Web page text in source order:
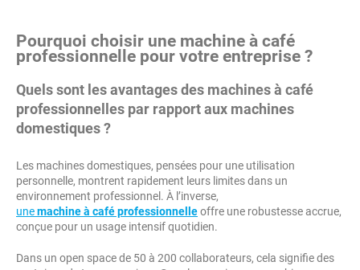
Pourquoi choisir une machine à café
professionnelle pour votre entreprise ?
Quels sont les avantages des machines à café
professionnelles par rapport aux machines
domestiques ?
Les machines domestiques, pensées pour une utilisation
personnelle, montrent rapidement leurs limites dans un
environnement professionnel. À l’inverse,
unemachine à café professionnelleoffre une robustesse accrue,
conçue pour un usage intensif quotidien.
Dans un open space de 50 à 200 collaborateurs, cela signifie des